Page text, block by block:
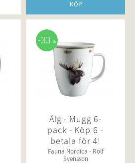
KÖP
Älg - Mugg 6-
pack - Köp 6 -
betala för 4!
Fauna Nordica - Rolf
Svensson
33 %